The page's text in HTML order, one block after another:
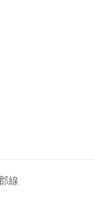
線